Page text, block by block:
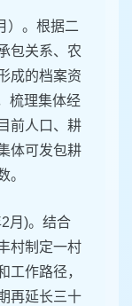
）。根据二
包关系、农
成的档案资
梳理集体经
前人口、耕
体可发包耕
。
月)。结合
村制定一村
工作路径，
再延长三十